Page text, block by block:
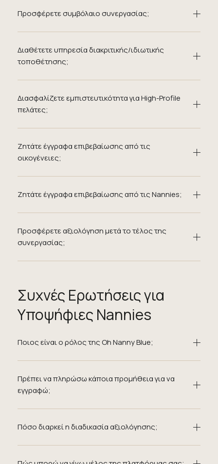
Προσφέρετε συμβόλαιο συνεργασίας;
Διαθέτετε υπηρεσία διακριτικής/ιδιωτικής
τοποθέτησης;
Διασφαλίζετε εμπιστευτικότητα για High-Profile
πελάτες;
Ζητάτε έγγραφα επιβεβαίωσης από τις
οικογένειες;
Ζητάτε έγγραφα επιβεβαίωσης από τις Nannies;
Προσφέρετε αξιολόγηση μετά το τέλος της
συνεργασίας;
Συχνές Ερωτήσεις για
Υποψήφιες Nannies
Ποιος είναι ο ρόλος της Oh Nanny Blue;
Πρέπει να πληρώσω κάποια προμήθεια για να
εγγραφώ;
Πόσο διαρκεί η διαδικασία αξιολόγησης;